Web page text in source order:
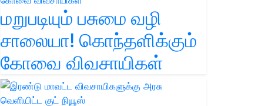
மறுபடியும் பசுமை வழி
சாலையா! கொந்தளிக்கும்
கோவை விவசாயிகள்